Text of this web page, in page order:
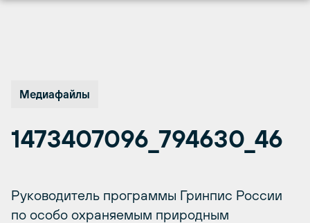
Медиафайлы
1473407096_794630_46
Руководитель программы Гринпис России
по особо охраняемым природным